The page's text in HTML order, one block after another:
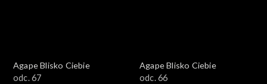
Agape Blisko Ciebie
odc. 67
Agape Blisko Ciebie
odc. 66